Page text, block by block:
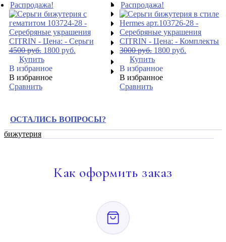
Распродажа!
4500руб. 1800 руб.
Купить
В избранное
В избранное
Сравнить
Распродажа!
3000руб. 1800руб.
Купить
В избранное
В избранное
Сравнить
ОСТАЛИСЬ ВОПРОСЫ?
бижутерия
Как оформить заказ